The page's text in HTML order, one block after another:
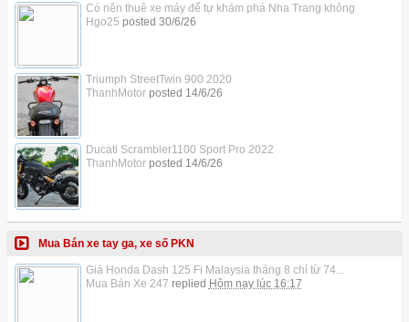
Có nên thuê xe máy để tự khám phá Nha Trang không
Hgo25 posted 30/6/26
Triumph StreetTwin 900 2020
ThanhMotorposted 14/6/26
Ducati Scrambler1100 Sport Pro 2022
ThanhMotorposted 14/6/26
Mua Bán xe tay ga, xe số PKN
Giá Honda Dash 125 Fi Malaysia tháng 8 chỉ từ 74...
Mua Bán Xe 247 replied Hôm nay lúc 16:17